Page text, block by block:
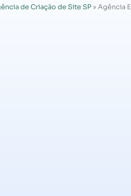
de Criação de Site SP » Agência